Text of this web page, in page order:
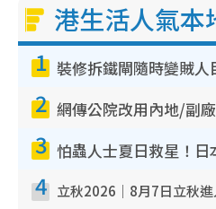
港生活人氣本
1
2
3
4